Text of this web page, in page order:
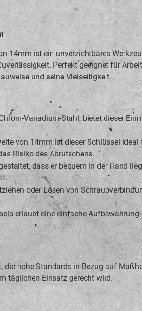
14mm ist ein unverzichtbares
Perfekt geeignet für
und seine Vielseitigkeit.
Vanadium-Stahl, bietet dieser
von 14mm ist dieser Schlüssel
Risiko des Abrutschens.
dass er bequem in der Hand
oder Lösen von
erlaubt eine einfache
die hohe Standards in Bezug auf
täglichen Einsatz gerecht wird.